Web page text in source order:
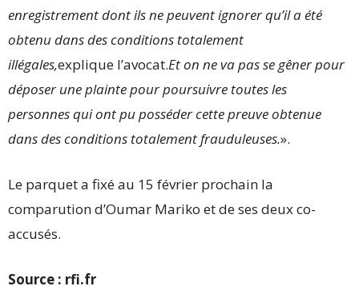
enregistrement dont ils ne peuvent ignorer qu’il a été
obtenu dans des conditions totalement
illégales,explique l’avocat.Et on ne va pas se gêner pour
déposer une plainte pour poursuivre toutes les
personnes qui ont pu posséder cette preuve obtenue
dans des conditions totalement frauduleuses.».
Le parquet a fixé au 15 février prochain la
comparution d’Oumar Mariko et de ses deux co-
accusés.
Source : rfi.fr